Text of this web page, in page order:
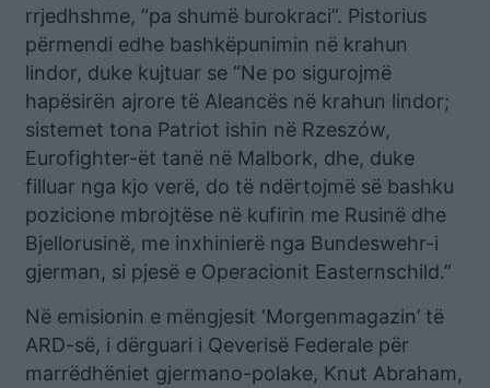
rrjedhshme, “pa shumë burokraci”. Pistorius
përmendi edhe bashkëpunimin në krahun
lindor, duke kujtuar se “Ne po sigurojmë
hapësirën ajrore të Aleancës në krahun lindor;
sistemet tona Patriot ishin në Rzeszów,
Eurofighter-ët tanë në Malbork, dhe, duke
filluar nga kjo verë, do të ndërtojmë së bashku
pozicione mbrojtëse në kufirin me Rusinë dhe
Bjellorusinë, me inxhinierë nga Bundeswehr-i
gjerman, si pjesë e Operacionit Easternschild.”
Në emisionin e mëngjesit ‘Morgenmagazin’ të
ARD-së, i dërguari i Qeverisë Federale për
marrëdhëniet gjermano-polake, Knut Abraham,